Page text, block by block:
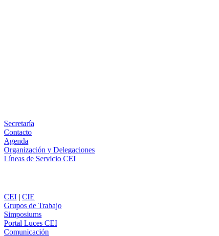
Secretaría
Contacto
Agenda
Organización y Delegaciones
Líneas de Servicio CEI
CEI | CIE
Grupos de Trabajo
Simposiums
Portal Luces CEI
Comunicación